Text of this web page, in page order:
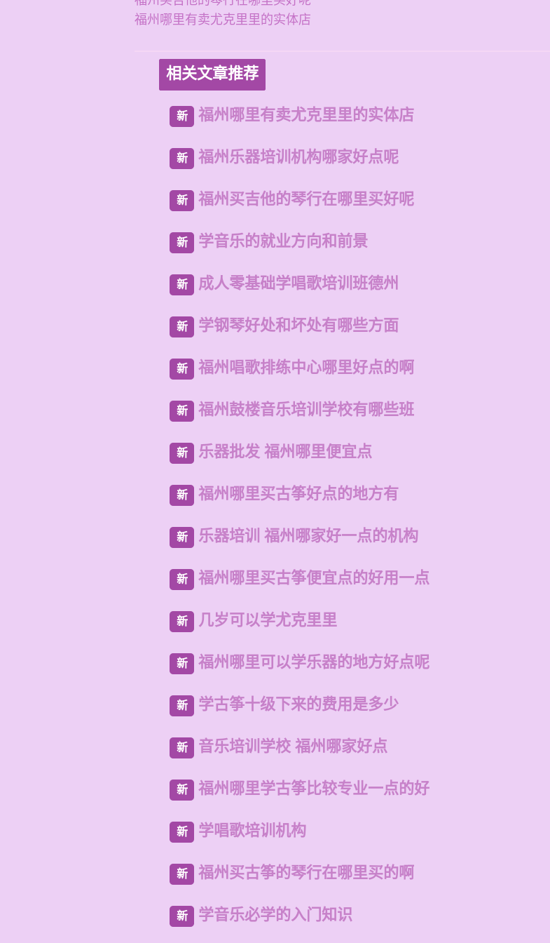
福州哪里有卖尤克里里的实体店
相关文章推荐
新 福州哪里有卖尤克里里的实体店
新 福州乐器培训机构哪家好点呢
新 福州买吉他的琴行在哪里买好呢
新 学音乐的就业方向和前景
新 成人零基础学唱歌培训班德州
新 学钢琴好处和坏处有哪些方面
新 福州唱歌排练中心哪里好点的啊
新 福州鼓楼音乐培训学校有哪些班
新 乐器批发 福州哪里便宜点
新 福州哪里买古筝好点的地方有
新 乐器培训 福州哪家好一点的机构
新 福州哪里买古筝便宜点的好用一点
新 几岁可以学尤克里里
新 福州哪里可以学乐器的地方好点呢
新 学古筝十级下来的费用是多少
新 音乐培训学校 福州哪家好点
新 福州哪里学古筝比较专业一点的好
新 学唱歌培训机构
新 福州买古筝的琴行在哪里买的啊
新 学音乐必学的入门知识